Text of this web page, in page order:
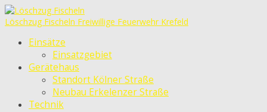
Löschzug Fischeln Freiwillige Feuerwehr Krefeld
Einsätze
Einsatzgebiet
Gerätehaus
Standort Kölner Straße
Neubau Erkelenzer Straße
Technik